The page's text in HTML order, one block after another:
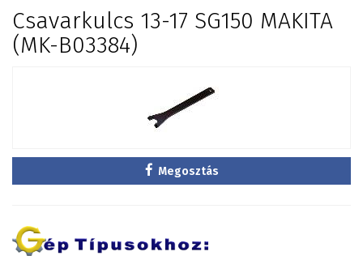
Csavarkulcs 13-17 SG150 MAKITA
(MK-B03384)
Megosztás